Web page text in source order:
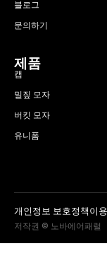
블로그
문의하기
제품
캡
밀짚 모자
버킷 모자
유니폼
저작권 © 노바에어패럴
개인정보 보호정책이